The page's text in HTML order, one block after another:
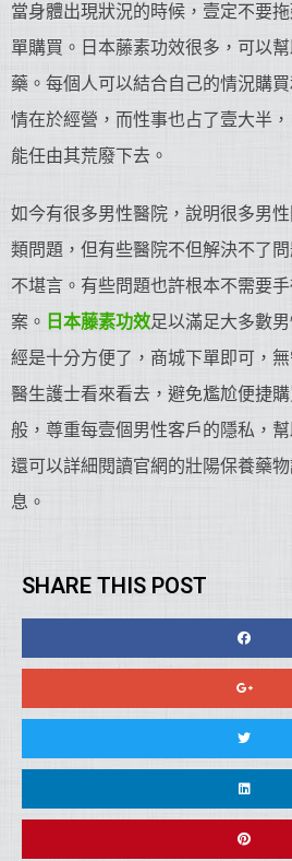
當身體出現狀況的時候，壹定不要
單購買。日本藤素功效很多，可以
藥。每個人可以結合自己的情況購
情在於經營，而性事也占了壹大半
能任由其荒廢下去。
如今有很多男性醫院，說明很多男
類問題，但有些醫院不但解決不了
不堪言。有些問題也許根本不需要
案。 日本藤素功效足以滿足大多數
經是十分方便了，商城下單即可，
醫生護士看來看去，避免尷尬便捷
般，尊重每壹個男性客戶的隱私，
還可以詳細閱讀官網的壯陽保養藥
息。
SHARE THIS POST